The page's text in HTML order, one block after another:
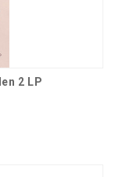
2 LP